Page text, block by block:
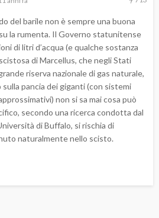
del barile non è sempre una buona
la rumenta. Il Governo statunitense
di litri d’acqua (e qualche sostanza
di Marcellus, che negli Stati
riserva nazionale di gas naturale,
pancia dei giganti (con sistemi
non si sa mai cosa può
secondo una ricerca condotta dal
di Buffalo, si rischia di
naturalmente nello scisto.